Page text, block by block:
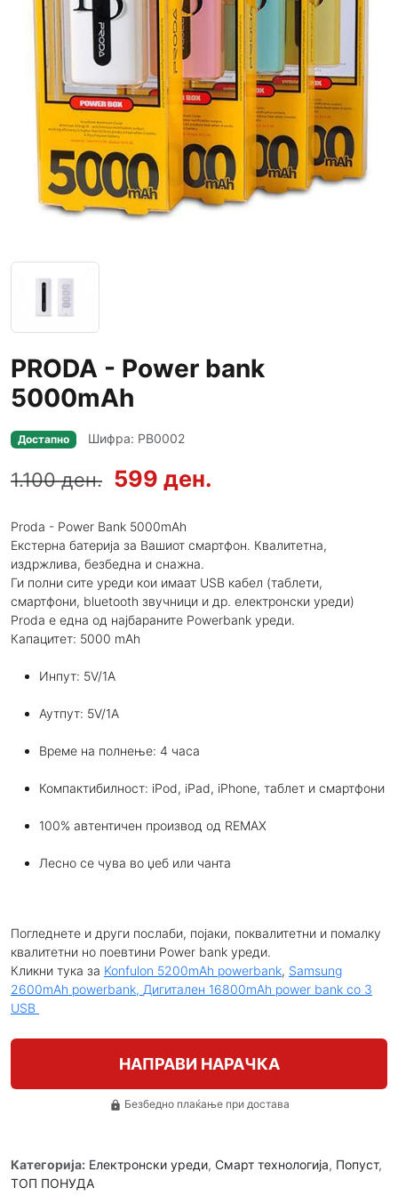
PRODA - Power bank
5000mAh
Достапно Шифра: PB0002
1.100 ден. 599 ден.
Proda - Power Bank 5000mAh
Екстерна батерија за Вашиот смартфон. Квалитетна,
издржлива, безбедна и снажна.
Ги полни сите уреди кои имаат USB кабел (таблети,
смартфони, bluetooth звучници и др. електронски уреди)
Proda е една од најбараните Powerbank уреди.
Капацитет: 5000 mAh
Инпут: 5V/1A
Аутпут: 5V/1A
Време на полнење: 4 часа
Компактибилност: iPod, iPad, iPhone, таблет и смартфони
100% автентичен производ од REMAX
Лесно се чува во џеб или чанта
Погледнете и други послаби, појаки, поквалитетни и помалку
квалитетни но поевтини Power bank уреди.
Кликни тука за Konfulon 5200mAh powerbank, Samsung
2600mAh powerbank, Дигитален 16800mAh power bank со 3
USB
НАПРАВИ НАРАЧКА
lock Безбедно плаќање при достава
Категорија: Електронски уреди, Смарт технологија, Попуст,
ТОП ПОНУДА